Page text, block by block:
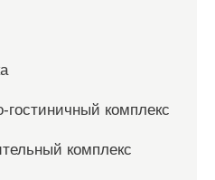
комплекс
комплекс